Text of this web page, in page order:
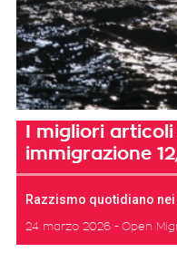
I migliori
immigrazione
Razzismo quotidiano
24 marzo 2026 Open